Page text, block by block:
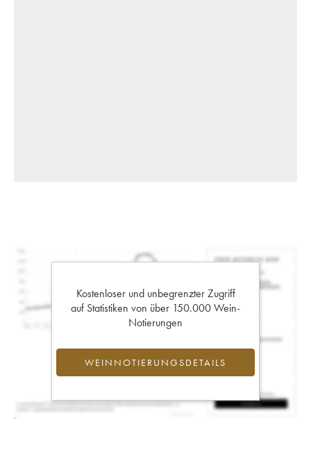
Kostenloser und unbegrenzter Zugriff
auf Statistiken von über 150.000 Wein-
Notierungen
WEINNOTIERUNGSDETAILS